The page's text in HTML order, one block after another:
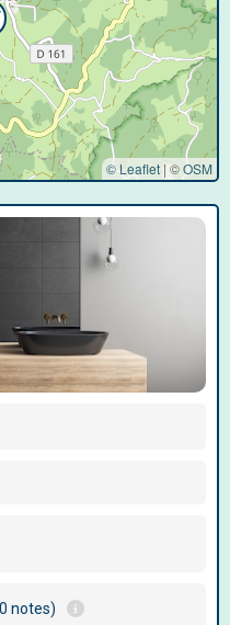
© Leaflet | ©OSM
notes)